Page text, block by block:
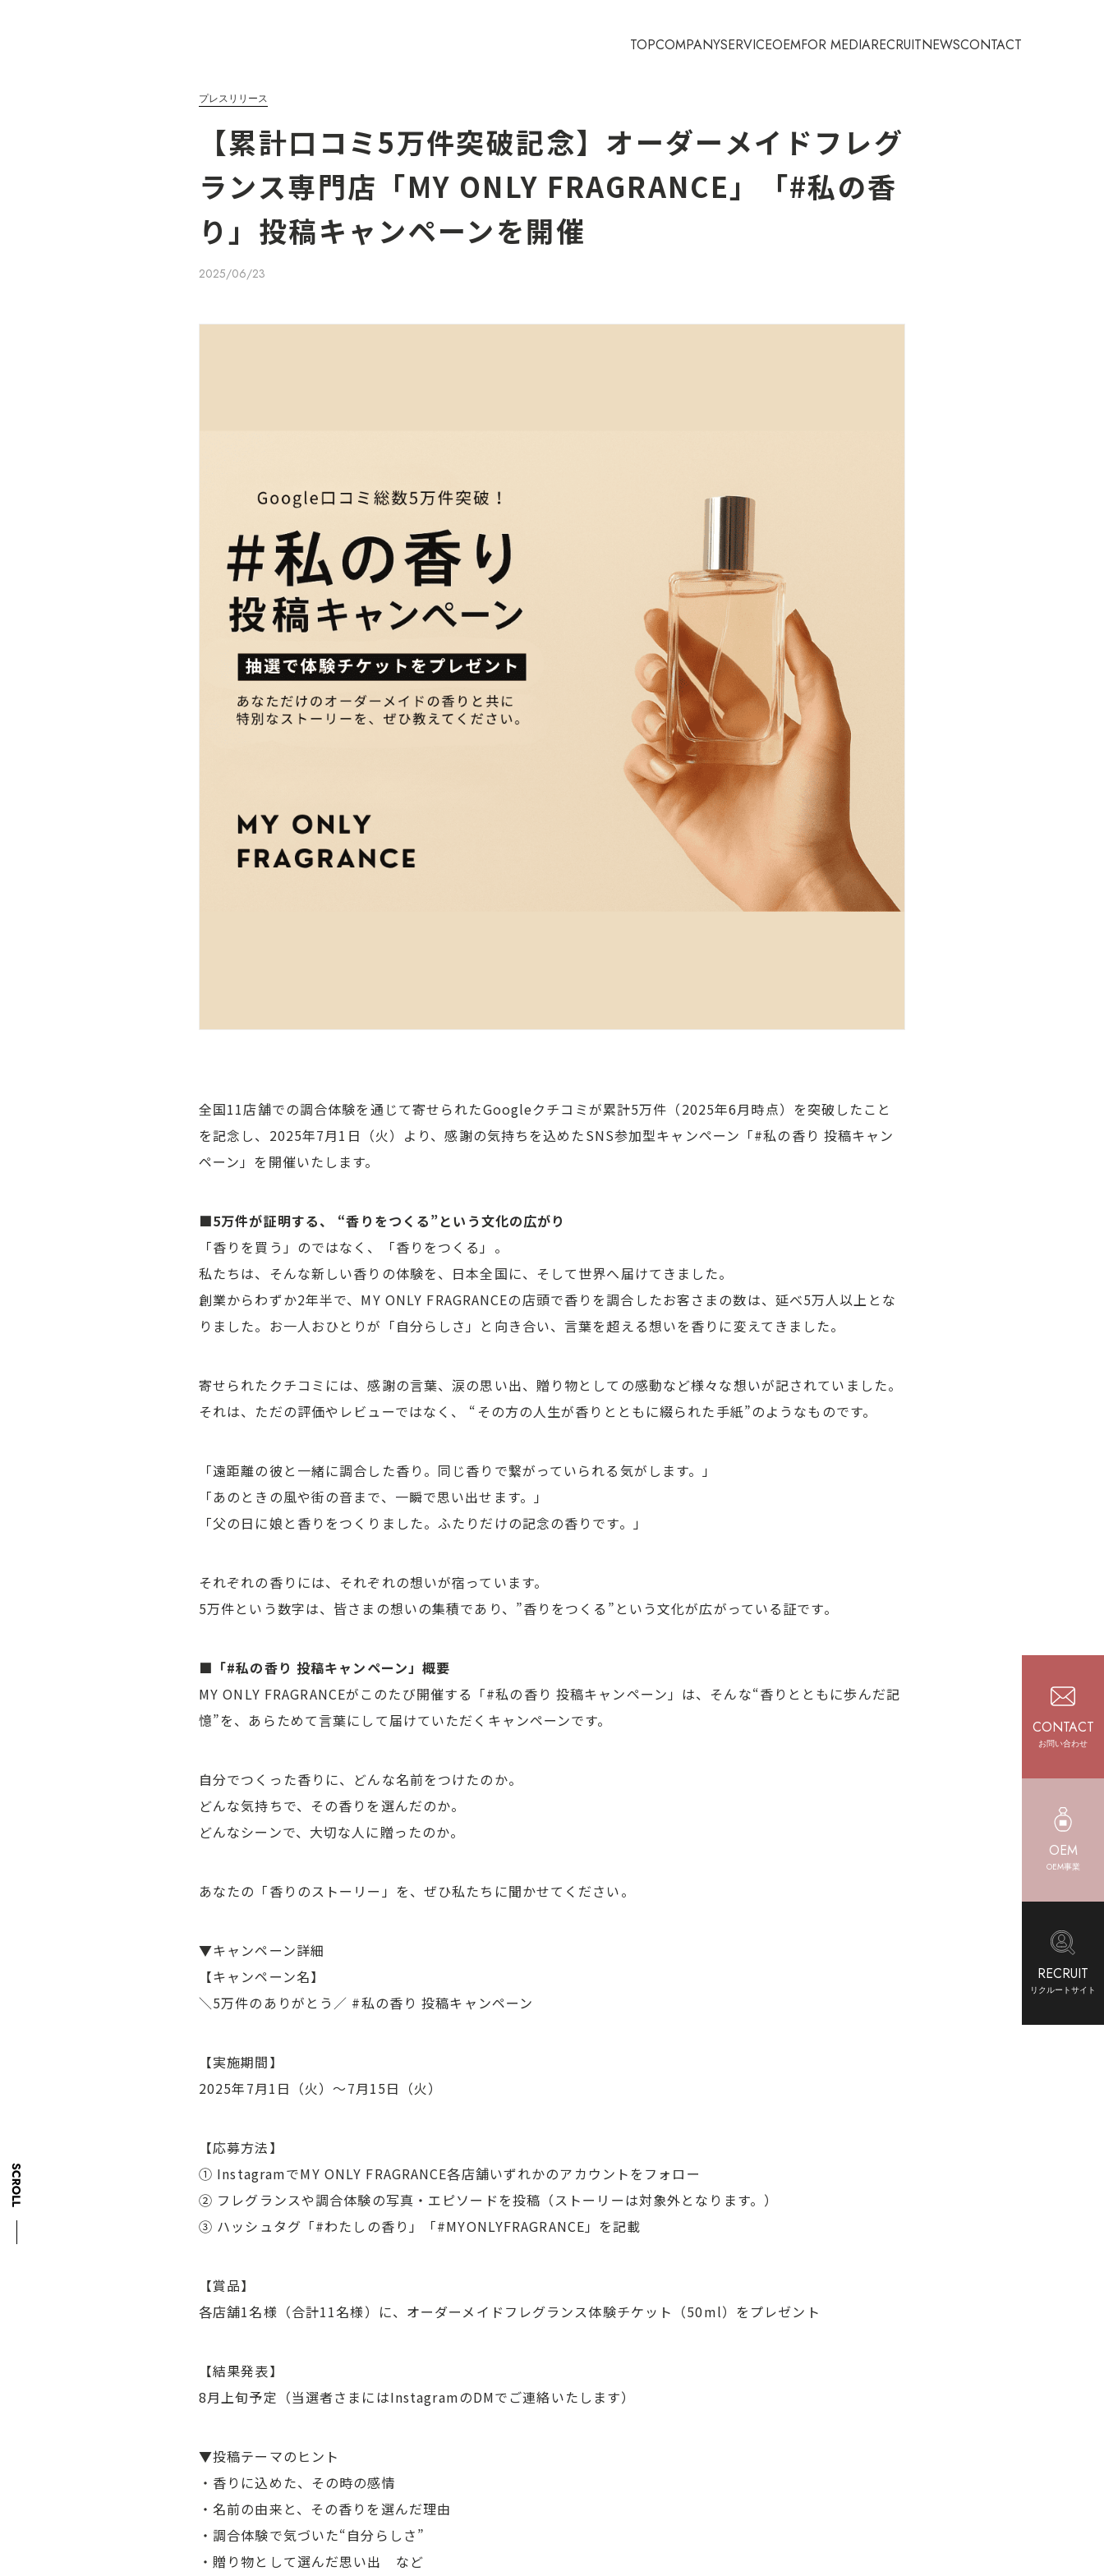
TOPCOMPANYSERVICEOEMFOR MEDIARECRUITNEWSCONTACT
CONTACT
お問い合わせ
OEM
OEM事業
RECRUIT
リクルートサイト
プレスリリース
【累計口コミ5万件突破記念】オーダーメイドフレグ
ランス専門店「MY ONLY FRAGRANCE」「#私の香
り」投稿キャンペーンを開催
2025/06/23
全国11店舗での調合体験を通じて寄せられたGoogleクチコミが累計5万件（2025年6月時点）を突破したこと
を記念し、2025年7月1日（火）より、感謝の気持ちを込めたSNS参加型キャンペーン「#私の香り 投稿キャン
ペーン」を開催いたします。
■5万件が証明する、 “香りをつくる”という文化の広がり
「香りを買う」のではなく、「香りをつくる」。
私たちは、そんな新しい香りの体験を、日本全国に、そして世界へ届けてきました。
創業からわずか2年半で、MY ONLY FRAGRANCEの店頭で香りを調合したお客さまの数は、延べ5万人以上とな
りました。お一人おひとりが「自分らしさ」と向き合い、言葉を超える想いを香りに変えてきました。
寄せられたクチコミには、感謝の言葉、涙の思い出、贈り物としての感動など様々な想いが記されていました。
それは、ただの評価やレビューではなく、 “その方の人生が香りとともに綴られた手紙”のようなものです。
「遠距離の彼と一緒に調合した香り。同じ香りで繋がっていられる気がします。」
「あのときの風や街の音まで、一瞬で思い出せます。」
「父の日に娘と香りをつくりました。ふたりだけの記念の香りです。」
それぞれの香りには、それぞれの想いが宿っています。
5万件という数字は、皆さまの想いの集積であり、”香りをつくる”という文化が広がっている証です。
■「#私の香り 投稿キャンペーン」概要
MY ONLY FRAGRANCEがこのたび開催する「#私の香り 投稿キャンペーン」は、そんな“香りとともに歩んだ記
憶”を、あらためて言葉にして届けていただくキャンペーンです。
自分でつくった香りに、どんな名前をつけたのか。
どんな気持ちで、その香りを選んだのか。
どんなシーンで、大切な人に贈ったのか。
あなたの「香りのストーリー」を、ぜひ私たちに聞かせてください。
▼キャンペーン詳細
【キャンペーン名】
＼5万件のありがとう／ #私の香り 投稿キャンペーン
【実施期間】
2025年7月1日（火）〜7月15日（火）
【応募方法】
① InstagramでMY ONLY FRAGRANCE各店舗いずれかのアカウントをフォロー
② フレグランスや調合体験の写真・エピソードを投稿（ストーリーは対象外となります。）
③ ハッシュタグ「#わたしの香り」「#MYONLYFRAGRANCE」を記載
【賞品】
各店舗1名様（合計11名様）に、オーダーメイドフレグランス体験チケット（50ml）をプレゼント
【結果発表】
8月上旬予定（当選者さまにはInstagramのDMでご連絡いたします）
▼投稿テーマのヒント
・香りに込めた、その時の感情
・名前の由来と、その香りを選んだ理由
・調合体験で気づいた“自分らしさ”
・贈り物として選んだ思い出 など